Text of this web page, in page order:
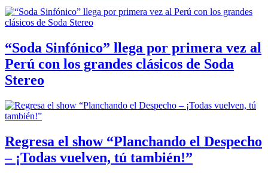
“Soda Sinfónico” llega por primera vez al
Perú con los grandes clásicos de Soda
Stereo
Regresa el show “Planchando el Despecho
– ¡Todas vuelven, tú también!”